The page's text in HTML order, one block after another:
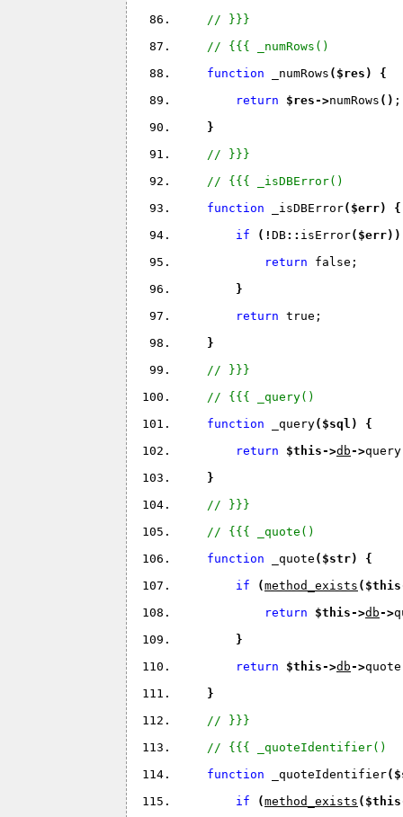
// }}}
// {{{ _numRows()
function
_numRows ( $res ) {
return $res->numRows ( ) ;
}
// }}}
// {{{ _isDBError()
function
_isDBError( $err) {
if
( ! DB:: isError( $err
return false;
}
return true;
}
// }}}
// {{{ _query()
function
_query( $sql ) {
return $this->db->query
}
// }}}
// {{{ _quote()
function
_quote ( $str) {
if
(method_exists ( $this
return $this->db->
}
return $this->db->quote
}
// }}}
// {{{ _quoteIdentifier()
function
_quoteIdentifier(
if
(method_exists ( $this